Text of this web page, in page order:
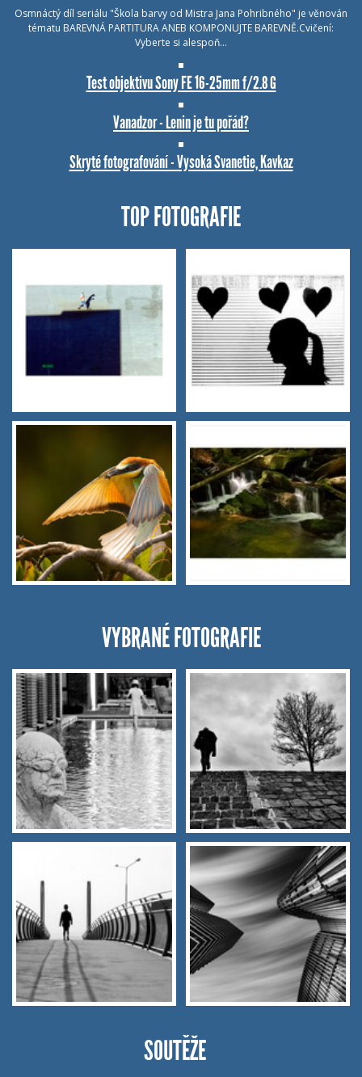
Osmnáctý díl seriálu "Škola barvy od Mistra Jana Pohribného" je věnován
tématu BAREVNÁ PARTITURA ANEB KOMPONUJTE BAREVNĚ.Cvičení:
Vyberte si alespoň…
Test objektivu Sony FE 16-25mm f/2.8 G
Vanadzor - Lenin je tu pořád?
Skryté fotografování - Vysoká Svanetie, Kavkaz
TOP FOTOGRAFIE
VYBRANÉ FOTOGRAFIE
SOUTĚŽE